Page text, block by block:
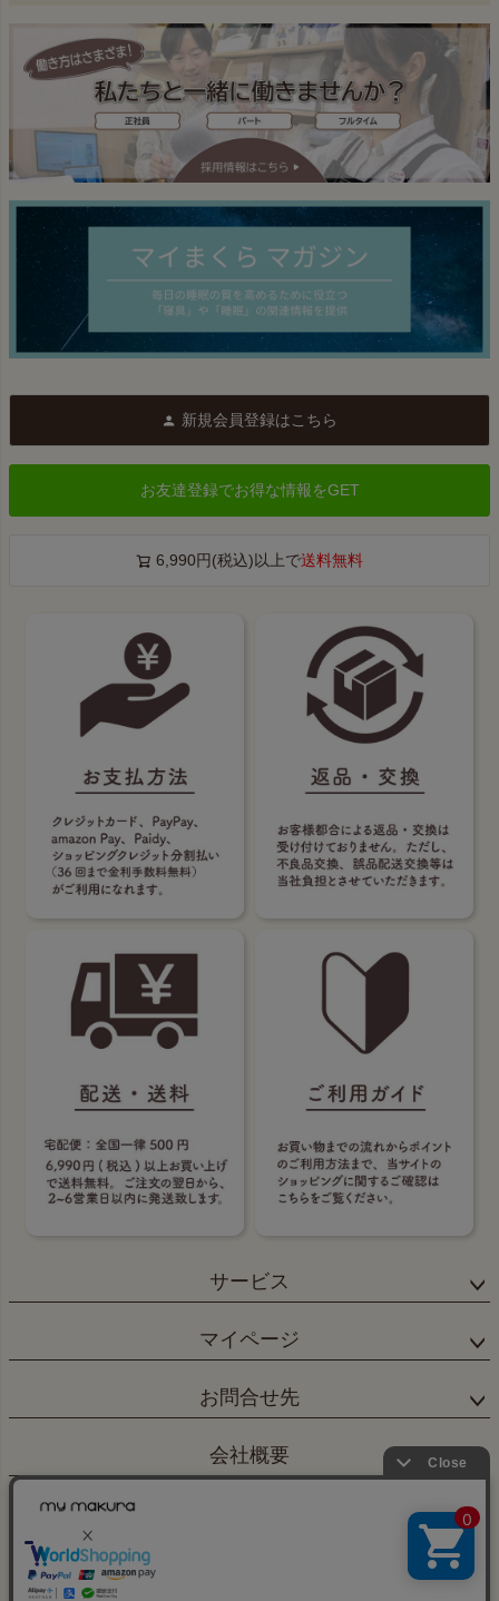
新規会員登録はこちら
お友達登録でお得な情報をGET
6,990円(税込)以上で送料無料
サービス
マイページ
お問合せ先
会社概要
×